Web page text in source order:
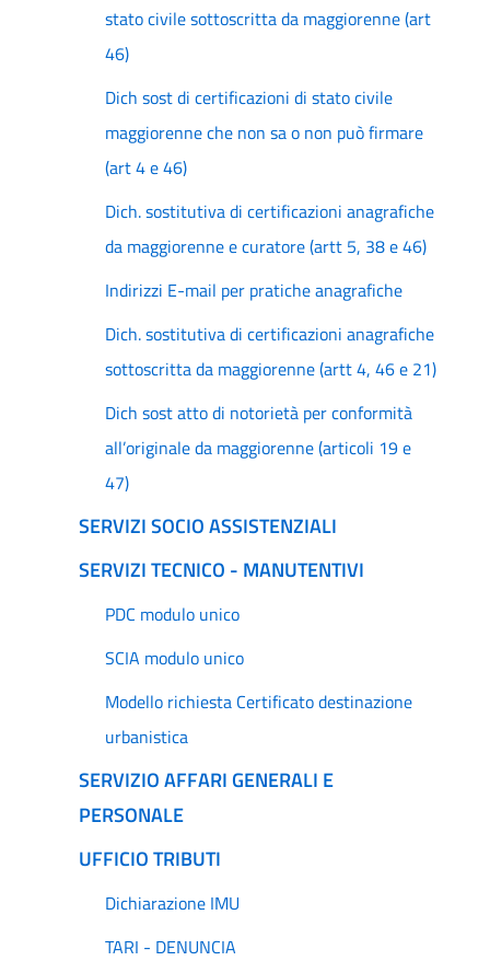
stato civile sottoscritta da maggiorenne (art
46)
Dich sost di certificazioni di stato civile
maggiorenne che non sa o non può firmare
(art 4 e 46)
Dich. sostitutiva di certificazioni anagrafiche
da maggiorenne e curatore (artt 5, 38 e 46)
Indirizzi E-mail per pratiche anagrafiche
Dich. sostitutiva di certificazioni anagrafiche
sottoscritta da maggiorenne (artt 4, 46 e 21)
Dich sost atto di notorietà per conformità
all’originale da maggiorenne (articoli 19 e
47)
SERVIZI SOCIO ASSISTENZIALI
SERVIZI TECNICO - MANUTENTIVI
PDC modulo unico
SCIA modulo unico
Modello richiesta Certificato destinazione
urbanistica
SERVIZIO AFFARI GENERALI E
PERSONALE
UFFICIO TRIBUTI
Dichiarazione IMU
TARI - DENUNCIA